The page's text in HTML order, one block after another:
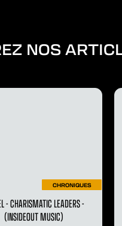
NOS
CHRONIQUES
- CHARISMATIC LEADERS -
(INSIDEOUT MUSIC)